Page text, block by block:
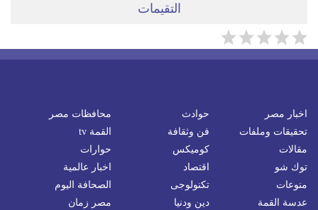
التقيمات
اخبار مصر حوادث
محافظات مصر
تحقيقات وملفات
فن وثقافة
القمة tv
مقالات
كوميكس
حوارات
توك شو
اقتصاد
اخبار عالمية
منوعات
تكنولوجى
الصحافة اليوم
عدسة القمة
دين ودنيا مصر زمان